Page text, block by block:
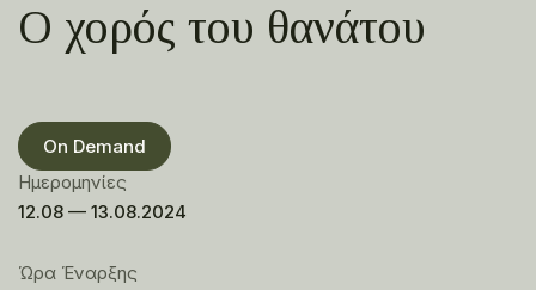
Ο χορός του θανάτου
On Demand
Ημερομηνίες
12.08 — 13.08.2024
Ώρα Έναρξης